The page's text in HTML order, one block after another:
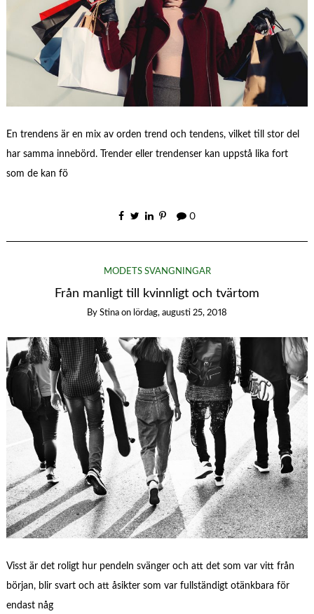
En trendens är en mix av orden trend och tendens, vilket till stor del
har samma innebörd. Trender eller trendenser kan uppstå lika fort
som de kan fö
0
MODETS SVÄNGNINGAR
Från manligt till kvinnligt och tvärtom
By Stina on lördag, augusti 25, 2018
Visst är det roligt hur pendeln svänger och att det som var vitt från
början, blir svart och att åsikter som var fullständigt otänkbara för
endast någ